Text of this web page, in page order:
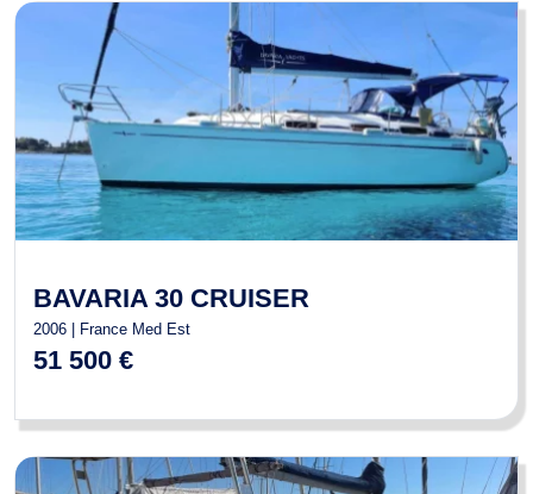
BAVARIA 30 CRUISER
2006 | France Med Est
51 500 €